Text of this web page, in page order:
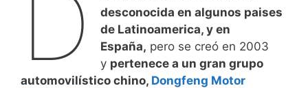
D
desconocida en algunos paises
de Latinoamerica, y en
España, pero se creó en 2003
y pertenece a un gran grupo
automovilístico chino, Dongfeng Motor